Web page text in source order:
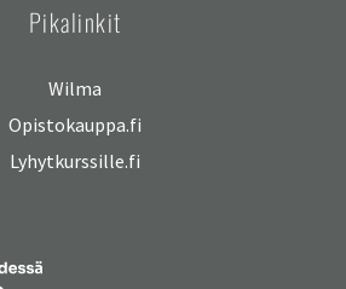
Pikalinkit
Wilma
Opistokauppa.fi
Lyhytkurssille.fi